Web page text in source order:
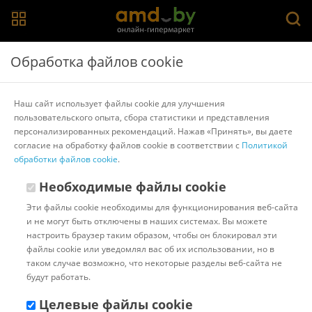
Главная > Каталог товаров Переходные рамки
Сортировать: Популярные
Показано с 0 по 0 из 0 (всего 0 страниц)
Смотрите также
Автомобильные велобагажники
Аксессуары для салона автомобиля
Электрические зарядные станции
Автомобильные багажники
Автобоксы
Автомобильные пылесосы
Снеговые лопаты, щетки, совки, скребки для льда
Обработка файлов cookie
Наш сайт использует файлы cookie для улучшения
пользовательского опыта, сбора статистики и представления
персонализированных рекомендаций. Нажав «Принять», вы даете
согласие на обработку файлов cookie в соответствии с Политикой
обработки файлов cookie.
Необходимые файлы cookie
Эти файлы cookie необходимы для функционирования веб-сайта
и не могут быть отключены в наших системах. Вы можете
настроить браузер таким образом, чтобы он блокировал эти
файлы cookie или уведомлял вас об их использовании, но в
таком случае возможно, что некоторые разделы веб-сайта не
будут работать.
Целевые файлы cookie